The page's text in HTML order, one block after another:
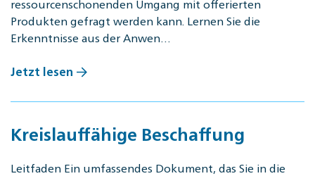
ressourcenschonenden Umgang mit offerierten
Produkten gefragt werden kann. Lernen Sie die
Erkenntnisse aus der Anwen…
Jetzt lesen
Kreislauffähige Beschaffung
Leitfaden Ein umfassendes Dokument, das Sie in die